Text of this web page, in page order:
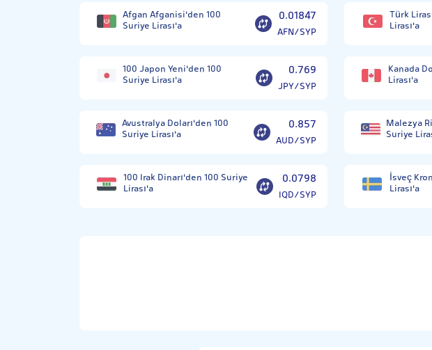
Afgan Afganisi'den 100
Suriye Lirası'a
0.01847
AFN/SYP
Türk
Lirası'a
100 Japon Yeni'den 100
Suriye Lirası'a
0.769
JPY/SYP
Kanada
Lirası'a
Avustralya Doları'den 100
Suriye Lirası'a
0.857
AUD/SYP
Malezya
Suriye
100 Irak Dinarı'den 100 Suriye
Lirası'a
0.0798
IQD/SYP
İsveç
Lirası'a